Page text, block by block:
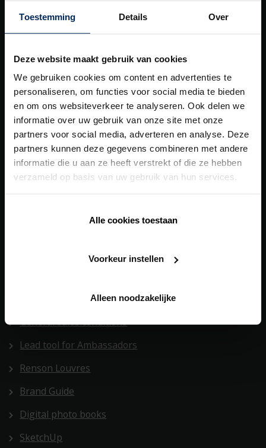
Toestemming Details Over
Deze website maakt gebruik van cookies
We gebruiken cookies om content en advertenties te
personaliseren, om functies voor social media te bieden
en om ons websiteverkeer te analyseren. Ook delen we
informatie over uw gebruik van onze site met onze
partners voor social media, adverteren en analyse. Deze
partners kunnen deze gegevens combineren met andere
informatie die u aan ze heeft verstrekt of die ze hebben
verzameld op basis van uw gebruik van hun services.
Alle cookies toestaan
Voorkeur instellen
Alleen noodzakelijke
Outdoor
Siding
Solar shading
Ventilation
Building automation
Ourtotal solutions
Health Care Concept
Healthy Apartment Concept
Healthy School Concept
General sales conditions
Lead tool for Ambassadors
Renson Louvres
Brand Guide
Digital photo books
SketchUp